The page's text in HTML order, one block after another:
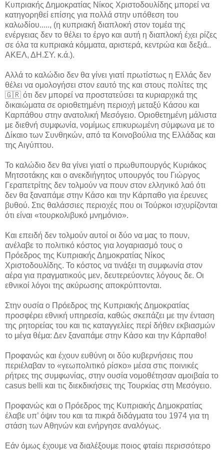
Κυπριακής Δημοκρατίας Νίκος Χριστοδουλίδης μπορεί να
κατηγορηθεί επίσης για πολλά στην υπόθεση του
καλωδίου....., (η κυπριακή διαπλοκή στον τομέα της
ενέργειας δεν το θέλει το έργο και αυτή η διαπλοκή έχει ρίζες
σε όλα τα κυπριακά κόμματα, αριστερά, κεντρώα και δεξιά..
ΑΚΕΛ, ΔΗ.ΣΥ. κ.ά.).
Αλλά το καλώδιο δεν θα γίνει γιατί πρωτίστως η Ελλάς δεν
θέλει να ομολογήσει στον εαυτό της και στους πολίτες της
🇬🇷 ότι δεν μπορεί να προστατεύσει τα κυριαρχικά της
δικαιώματα σε οριοθετημένη περιοχή μεταξύ Κάσου και
Καρπάθου στην ανατολική Μεσόγειο. Οριοθετημένη μάλιστα
με διεθνή συμφωνία, νομίμως επικυρωμένη σύμφωνα με το
Δίκαιο των Συνθηκών, από τα Κοινοβούλια της Ελλάδας και
της Αιγύπτου.
Το καλώδιο δεν θα γίνει γιατί ο πρωθυπουργός Κυριάκος
Μητσοτάκης και ο ανεκδιήγητος υπουργός του Γιώργος
Γεραπετρίτης δεν τολμούν να πουν στον ελληνικό λαό ότι
δεν θα ξαναπάμε στην Κάσο και την Κάρπαθο για έρευνες
βυθού. Στις θαλάσσιες περιοχές που οι Τούρκοι ισχυρίζονται
ότι είναι «τουρκολιβυκό μνημόνιο».
Και επειδή δεν τολμούν αυτοί οι δύο να μας το πουν,
ανέλαβε το πολιτικό κόστος για λογαριασμό τους ο
Πρόεδρος της Κυπριακής Δημοκρατίας Νίκος
Χριστοδουλίδης. Το κόστος να τινάξει τη συμφωνία στον
αέρα για πραγματικούς μεν, δευτερεύοντες λόγους δε. Οι
εθνικοί λόγοι της ακύρωσης αποκρύπτονται.
Στην ουσία ο Πρόεδρος της Κυπριακής Δημοκρατίας
προσφέρει εθνική υπηρεσία, καθώς σκεπάζει με την ένταση
της ρητορείας του και τις καταγγελίες περί δήθεν εκβιασμών
το μέγα θέμα: Δεν ξαναπάμε στην Κάσο και την Κάρπαθο!
Προφανώς και έχουν ευθύνη οι δύο κυβερνήσεις που
περιέλαβαν το «γεωπολιτικό ρίσκο» μέσα στις ποινικές
ρήτρες της συμφωνίας, στην ουσία νομοθέτησαν αμοιβαία το
casus belli και τις διεκδικήσεις της Τουρκίας στη Μεσόγειο.
Προφανώς και ο Πρόεδρος της Κυπριακής Δημοκρατίας
έλαβε υπ’ όψιν του και τα πικρά διδάγματα του 1974 για τη
στάση των Αθηνών και ενήργησε αναλόγως.
Εάν όμως έχουμε να διαλέξουμε ποιος φταίει περισσότερο